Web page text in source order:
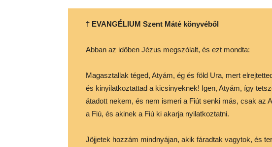
† EVANGÉLIUM Szent Máté könyvéből
Abban az időben Jézus megszólalt, és ezt mondta:
Magasztallak téged, Atyám, ég és föld Ura, mert
és kinyilatkoztattad a kicsinyeknek! Igen, Atyám, így
átadott nekem, és nem ismeri a Fiút senki más, csak az
a Fiú, és akinek a Fiú ki akarja nyilatkoztatni.
Jöjjetek hozzám mindnyájan, akik fáradtak vagytok, és